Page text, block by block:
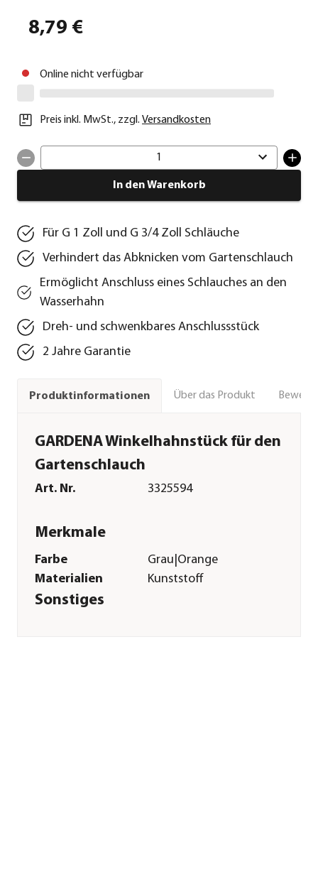
8,79 €
Online nicht verfügbar
Preis inkl. MwSt., zzgl. Versandkosten
1
In den Warenkorb
Für G 1 Zoll und G 3/4 Zoll Schläuche
Verhindert das Abknicken vom Gartenschlauch
Ermöglicht Anschluss eines Schlauches an den
Wasserhahn
Dreh- und schwenkbares Anschlussstück
2 Jahre Garantie
Produktinformationen Über das Produkt
GARDENA Winkelhahnstück für den
Gartenschlauch
Art. Nr. 3325594
Merkmale
Farbe
Grau|Orange
Materialien
Kunststoff
Sonstiges